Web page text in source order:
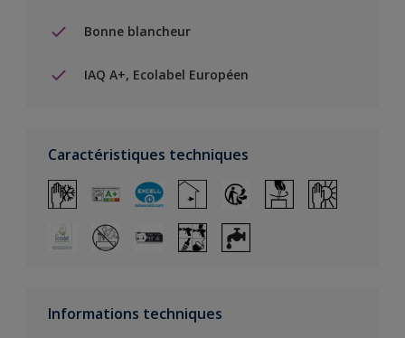
Bonne blancheur
IAQ A+, Ecolabel Européen
Caractéristiques techniques
Informations techniques